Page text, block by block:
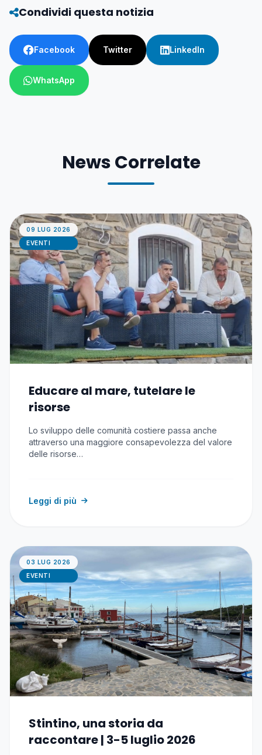
Condividi questa notizia
Facebook Twitter LinkedIn
WhatsApp
News Correlate
09 LUG 2026
EVENTI
Educare al mare, tutelare le
risorse
Lo sviluppo delle comunità costiere passa anche
attraverso una maggiore consapevolezza del valore
delle risorse…
Leggi di più
03 LUG 2026
EVENTI
Stintino, una storia da
raccontare | 3-5 luglio 2026